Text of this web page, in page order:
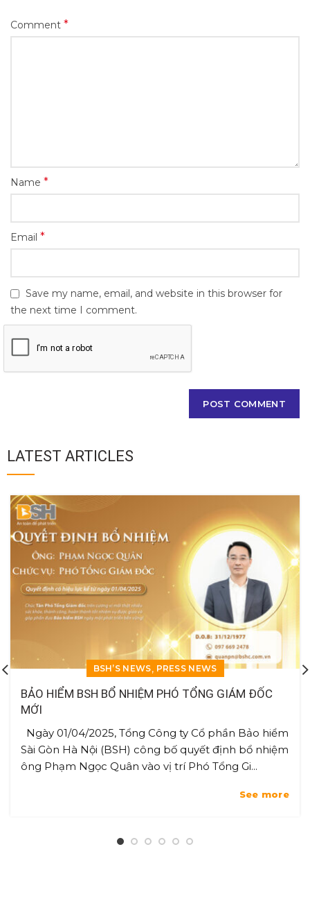
Comment *
Name *
Email *
Save my name, email, and website in this browser for
the next time I comment.
LATEST ARTICLES
BSH’S NEWS, PRESS NEWS
BẢO HIỂM BSH BỔ NHIỆM PHÓ TỔNG GIÁM ĐỐC
MỚI
Ngày 01/04/2025, Tổng Công ty Cổ phần Bảo hiểm
Sài Gòn Hà Nội (BSH) công bố quyết định bổ nhiệm
ông Phạm Ngọc Quân vào vị trí Phó Tổng Gi...
See more